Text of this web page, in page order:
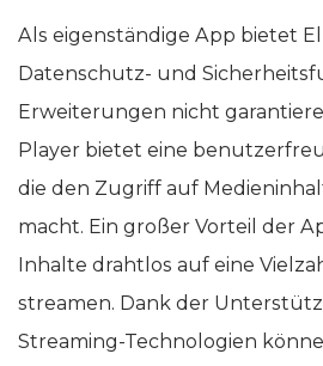
Als eigenständige App bietet
Datenschutz- und
Erweiterungen nicht
Player bietet eine
die den Zugriff auf
macht. Ein großer Vorteil der
Inhalte drahtlos auf eine
streamen. Dank der
Streaming-Technologien